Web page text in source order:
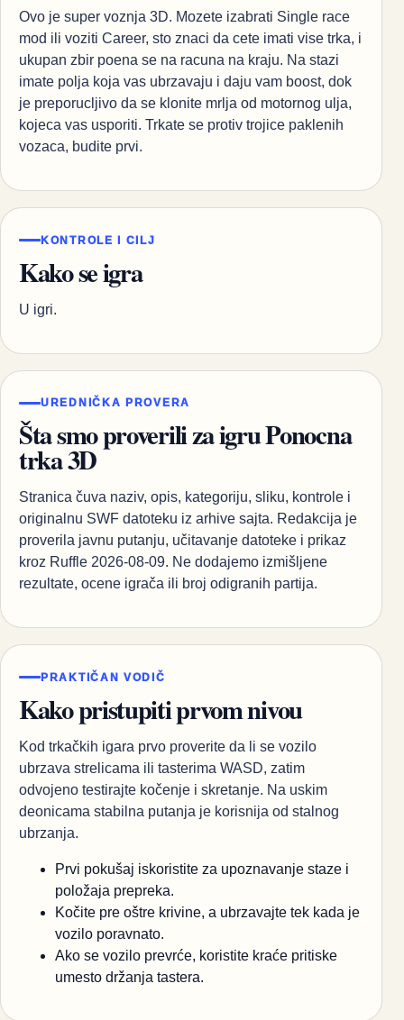
Ovo je super voznja 3D. Mozete izabrati Single race
mod ili voziti Career, sto znaci da cete imati vise trka, i
ukupan zbir poena se na racuna na kraju. Na stazi
imate polja koja vas ubrzavaju i daju vam boost, dok
je preporucljivo da se klonite mrlja od motornog ulja,
kojeca vas usporiti. Trkate se protiv trojice paklenih
vozaca, budite prvi.
KONTROLE I CILJ
Kako se igra
U igri.
UREDNIČKA PROVERA
Šta smo proverili za igru Ponocna
trka 3D
Stranica čuva naziv, opis, kategoriju, sliku, kontrole i
originalnu SWF datoteku iz arhive sajta. Redakcija je
proverila javnu putanju, učitavanje datoteke i prikaz
kroz Ruffle 2026-08-09. Ne dodajemo izmišljene
rezultate, ocene igrača ili broj odigranih partija.
PRAKTIČAN VODIČ
Kako pristupiti prvom nivou
Kod trkačkih igara prvo proverite da li se vozilo
ubrzava strelicama ili tasterima WASD, zatim
odvojeno testirajte kočenje i skretanje. Na uskim
deonicama stabilna putanja je korisnija od stalnog
ubrzanja.
Prvi pokušaj iskoristite za upoznavanje staze i
položaja prepreka.
Kočite pre oštre krivine, a ubrzavajte tek kada je
vozilo poravnato.
Ako se vozilo prevrće, koristite kraće pritiske
umesto držanja tastera.